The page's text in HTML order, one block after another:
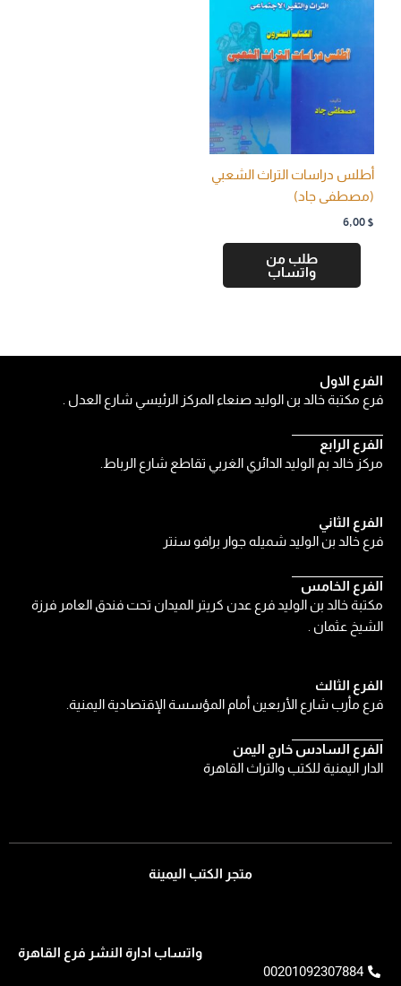
أطلس دراسات التراث الشعبي
(مصطفى جاد)
6,00 $
طلب من
واتساب
الفرع الثالث
فرع مأرب شارع الأربعين أمام المؤسسة الإقتصادية اليمنية.
الفرع السادس خارج اليمن
الدار اليمنية للكتب والتراث القاهرة
الفرع الثاني
فرع خالد بن الوليد شميله جوار برافو سنتر
الفرع الخامس
مكتبة خالد بن الوليد فرع عدن كريتر الميدان تحت فندق العامر فرزة
الشيخ عثمان .
الفرع الاول
فرع مكتبة خالد بن الوليد صنعاء المركز الرئيسي شارع العدل .
الفرع الرابع
مركز خالد بم الوليد الدائري الغربي تقاطع شارع الرباط.
متجر الكتب اليمينة
واتساب ادارة النشر فرع القاهرة
00201092307884